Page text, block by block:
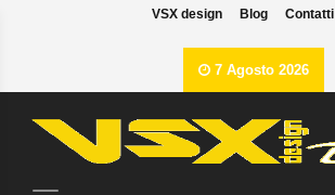
VSX design Blog Contatti
7 Agosto 2026